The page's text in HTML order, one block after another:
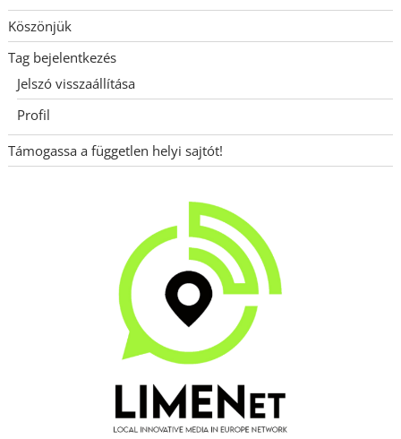
Köszönjük
Tag bejelentkezés
Jelszó visszaállítása
Profil
Támogassa a független helyi sajtót!